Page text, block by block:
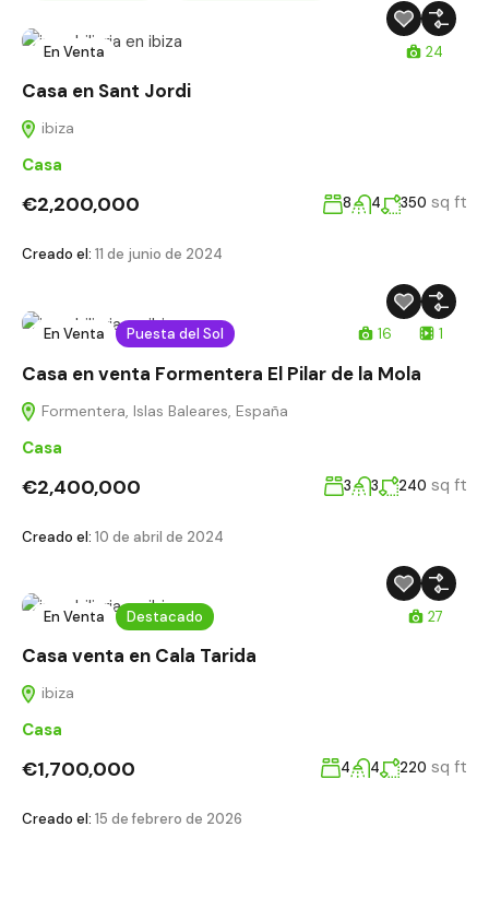
En Venta 24
Casa en Sant Jordi
ibiza
Casa
€2,200,000 8 4 350 sq ft
Creado el: 11 de junio de 2024
En Venta Puesta del Sol 16 1
Casa en venta Formentera El Pilar de la Mola
Formentera, Islas Baleares, España
Casa
€2,400,000 3 3 240 sq ft
Creado el: 10 de abril de 2024
En Venta Destacado 27
Casa venta en Cala Tarida
ibiza
Casa
€1,700,000 4 4 220 sq ft
Creado el: 15 de febrero de 2026